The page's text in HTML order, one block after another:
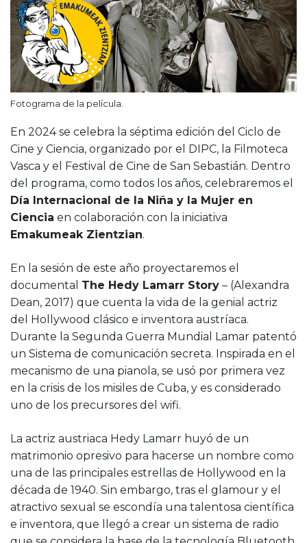
Fotograma de la película.
En 2024 se celebra la séptima edición del Ciclo de
Cine y Ciencia, organizado por el DIPC, la Filmoteca
Vasca y el Festival de Cine de San Sebastián. Dentro
del programa, como todos los años, celebraremos el
Día Internacional de la Niña y la Mujer en
Ciencia en colaboración con la iniciativa
Emakumeak Zientzian.
En la sesión de este año proyectaremos el
documental The Hedy Lamarr Story – (Alexandra
Dean, 2017) que cuenta la vida de la genial actriz
del Hollywood clásico e inventora austríaca.
Durante la Segunda Guerra Mundial Lamar patentó
un Sistema de comunicación secreta. Inspirada en el
mecanismo de una pianola, se usó por primera vez
en la crisis de los misiles de Cuba, y es considerado
uno de los precursores del wifi.
La actriz austriaca Hedy Lamarr huyó de un
matrimonio opresivo para hacerse un nombre como
una de las principales estrellas de Hollywood en la
década de 1940. Sin embargo, tras el glamour y el
atractivo sexual se escondía una talentosa científica
e inventora, que llegó a crear un sistema de radio